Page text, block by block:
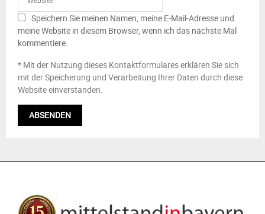
Speichern Sie meinen Namen, meine E-Mail-Adresse und
meine Website in diesem Browser, wenn ich das nächste Mal
kommentiere.
* Mit der Nutzung dieses Kontaktformulares erklären Sie sich
mit der Speicherung und Verarbeitung Ihrer Daten durch diese
Website einverstanden.